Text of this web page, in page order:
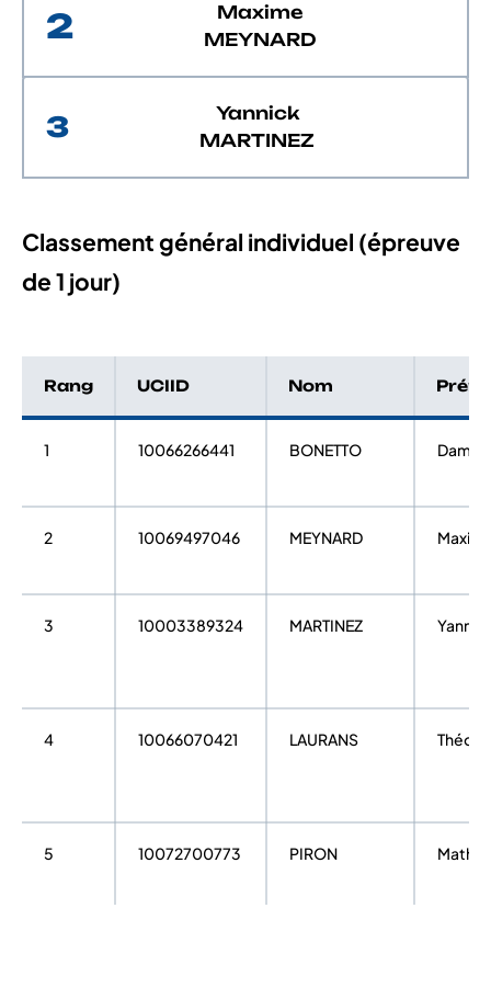
2
Maxime
MEYNARD
3
Yannick
MARTINEZ
Classement général individuel (épreuve
de 1 jour)
Rang UCIID Nom
1 10066266441 BONETTO
2 10069497046 MEYNARD
3 10003389324 MARTINEZ
4 10066070421 LAURANS Théo
5 10072700773 PIRON